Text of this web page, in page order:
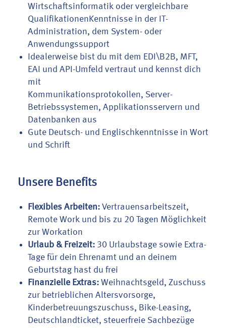
Wirtschaftsinformatik oder vergleichbare
QualifikationenKenntnisse in der IT-
Administration, dem System- oder
Anwendungssupport
Idealerweise bist du mit dem EDI\B2B, MFT,
EAI und API-Umfeld vertraut und kennst dich
mit
Kommunikationsprotokollen, Server-
Betriebssystemen, Applikationsservern und
Datenbanken aus
Gute Deutsch- und Englischkenntnisse in Wort
und Schrift
Unsere Benefits
Flexibles Arbeiten: Vertrauensarbeitszeit,
Remote Work und bis zu 20 Tagen Möglichkeit
zur Workation
Urlaub & Freizeit: 30 Urlaubstage sowie Extra-
Tage für dein Ehrenamt und an deinem
Geburtstag hast du frei
Finanzielle Extras: Weihnachtsgeld, Zuschuss
zur betrieblichen Altersvorsorge,
Kinderbetreuungszuschuss, Bike-Leasing,
Deutschlandticket, steuerfreie Sachbezüge